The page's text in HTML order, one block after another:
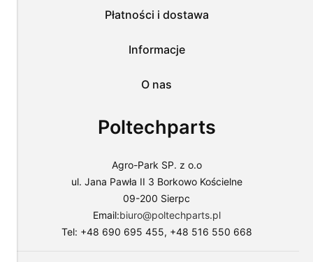
Poltechparts
Agro-Park SP. z o.o
ul. Jana Pawła II 3 Borkowo Kościelne
09-200 Sierpc
Email:biuro@poltechparts.pl
Tel: +48 690 695 455, +48 516 550 668
Płatności i dostawa
Informacje
O nas